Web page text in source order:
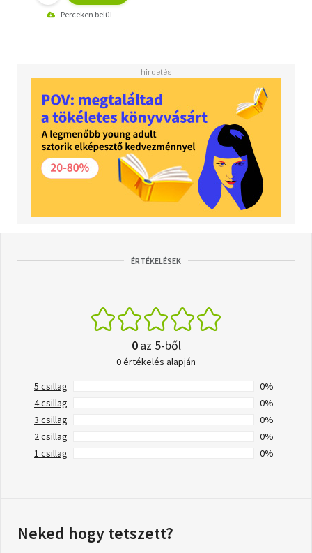
Perceken belül
ÉRTÉKELÉSEK
0az 5-ből
0 értékelés alapján
5 csillag
0%
4 csillag
0%
3 csillag
0%
2 csillag
0%
1 csillag
0%
Neked hogy tetszett?